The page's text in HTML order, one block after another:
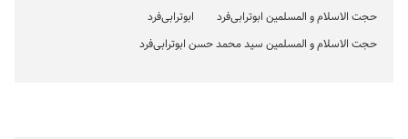
حجت الاسلام و المسلمین ابوترابی‌فرد
ابوترابی‌فرد
حجت الاسلام و المسلمین سید محمد حسن ابوترابی‌فرد